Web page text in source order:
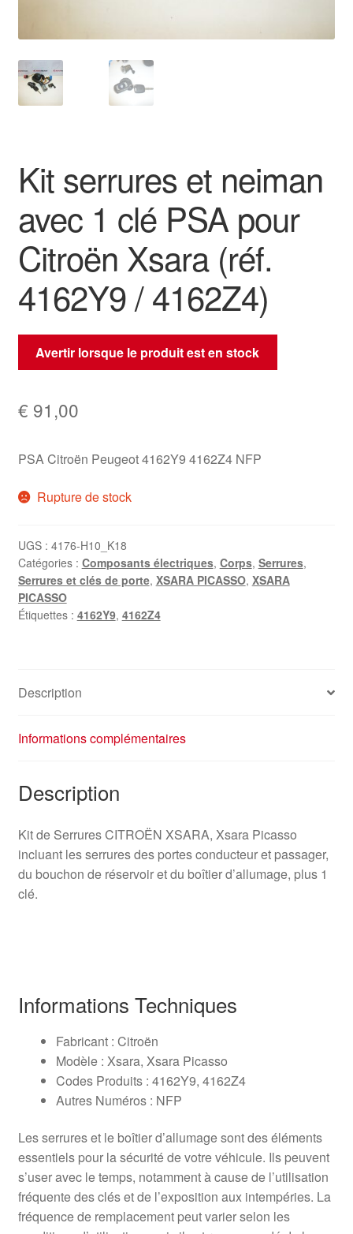
Politique de confidentialité
Procédure de Réclamation
Kit serrures et neiman
avec 1 clé PSA pour
Citroën Xsara (réf.
4162Y9 / 4162Z4)
Avertir lorsque le produit est en stock
€ 91,00
PSA Citroën Peugeot 4162Y9 4162Z4 NFP
Rupture de stock
UGS : 4176-H10_K18
Catégories : Composants électriques, Corps, Serrures,
Serrures et clés de porte, XSARA PICASSO, XSARA
PICASSO
Étiquettes : 4162Y9, 4162Z4
Description
Informations complémentaires
Description
Kit de Serrures CITROËN XSARA, Xsara Picasso
incluant les serrures des portes conducteur et passager,
du bouchon de réservoir et du boîtier d’allumage, plus 1
clé.
Informations Techniques
Fabricant : Citroën
Modèle : Xsara, Xsara Picasso
Codes Produits : 4162Y9, 4162Z4
Autres Numéros : NFP
Les serrures et le boîtier d’allumage sont des éléments
essentiels pour la sécurité de votre véhicule. Ils peuvent
s’user avec le temps, notamment à cause de l’utilisation
fréquente des clés et de l’exposition aux intempéries. La
fréquence de remplacement peut varier selon les